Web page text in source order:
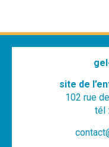
site de
102 rue
tél